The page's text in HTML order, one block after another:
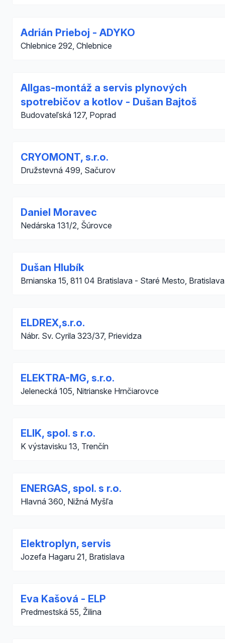
Adrián Prieboj - ADYKO
Chlebnice 292, Chlebnice
Allgas-montáž a servis plynových
spotrebičov a kotlov - Dušan Bajtoš
Budovateľská 127, Poprad
CRYOMONT, s.r.o.
Družstevná 499, Sačurov
Daniel Moravec
Nedárska 131/2, Šúrovce
Dušan Hlubík
Brnianska 15, 811 04 Bratislava - Staré Mesto, Bratislava
ELDREX,s.r.o.
Nábr. Sv. Cyrila 323/37, Prievidza
ELEKTRA-MG, s.r.o.
Jelenecká 105, Nitrianske Hrnčiarovce
ELIK, spol. s r.o.
K výstavisku 13, Trenčín
ENERGAS, spol. s r.o.
Hlavná 360, Nižná Myšľa
Elektroplyn, servis
Jozefa Hagaru 21, Bratislava
Eva Kašová - ELP
Predmestská 55, Žilina